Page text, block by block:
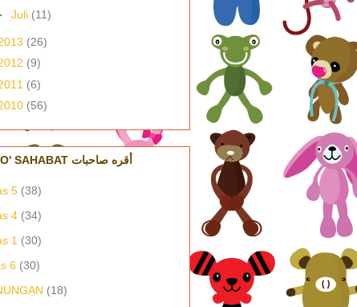
Juli (11)
(26)
(9)
(6)
(56)
IQRO' SAHABAT أقره صاحبات
5 (38)
4 (34)
1 (30)
6 (30)
(18)